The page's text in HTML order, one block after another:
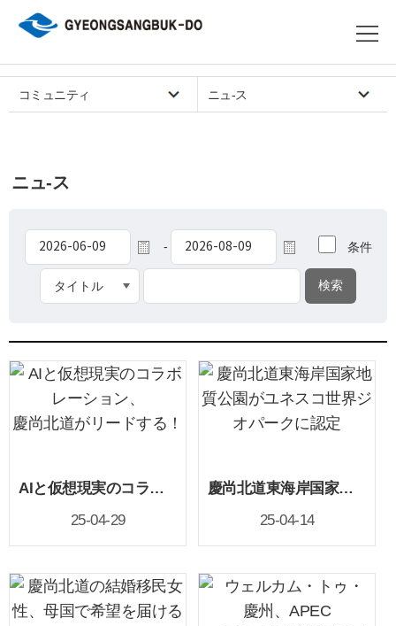
コミュニティ ニュ-ス
ニュ-ス
- 条件
AIと仮想現実のコラボレーション、慶尚北道がリードする！
25-04-29
慶尚北道東海岸国家地質公園がユネスコ世界ジオパークに認定
25-04-14